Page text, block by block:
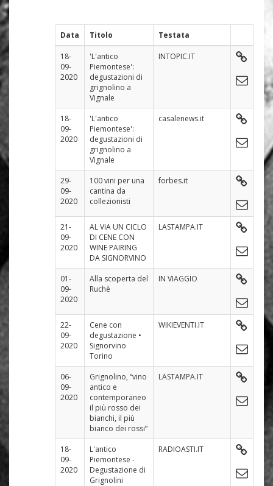
Data Titolo Testata
18-
09-
2020
'L'antico
Piemontese':
degustazioni di
grignolino a
Vignale
INTOPIC.IT
18-
09-
2020
'L'antico
Piemontese':
degustazioni di
grignolino a
Vignale
casalenews.it
29-
09-
2020
100 vini per una
cantina da
collezionisti
forbes.it
21-
09-
2020
AL VIA UN CICLO
DI CENE CON
WINE PAIRING
DA SIGNORVINO
LASTAMPA.IT
01-
09-
2020
Alla scoperta del
Ruchè
IN VIAGGIO
22-
09-
2020
Cene con
degustazione •
Signorvino
Torino
WIKIEVENTI.IT
06-
09-
2020
Grignolino, “vino
antico e
contemporaneo
il più rosso dei
bianchi, il più
bianco dei rossi”
LASTAMPA.IT
18-
09-
2020
L'antico
Piemontese -
Degustazione di
Grignolini
RADIOASTI.IT